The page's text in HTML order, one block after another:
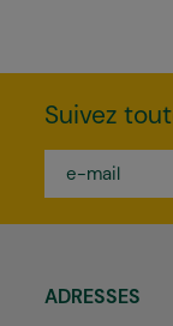
Suivez
mail
ADRESSES